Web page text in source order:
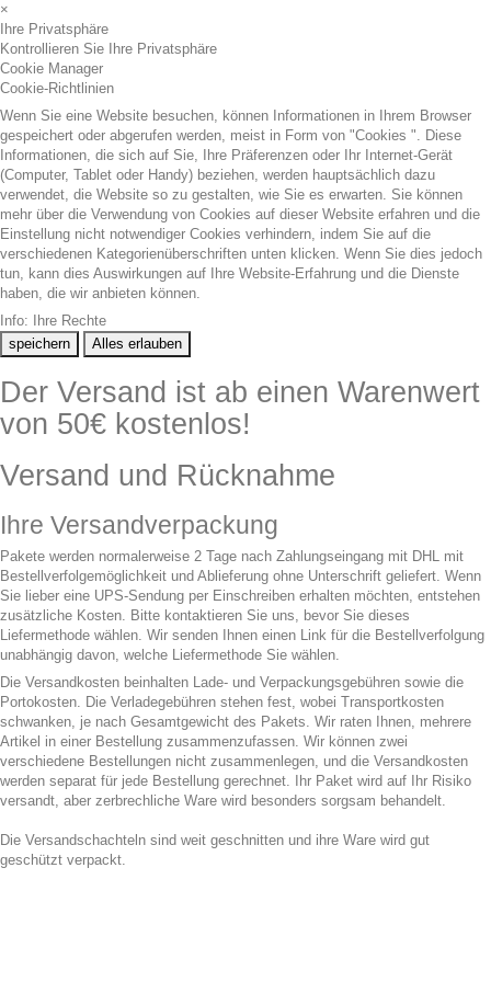
×
Ihre Privatsphäre
Kontrollieren Sie Ihre Privatsphäre
Cookie Manager
Cookie-Richtlinien
Wenn Sie eine Website besuchen, können Informationen in Ihrem Browser
gespeichert oder abgerufen werden, meist in Form von "Cookies ". Diese
Informationen, die sich auf Sie, Ihre Präferenzen oder Ihr Internet-Gerät
(Computer, Tablet oder Handy) beziehen, werden hauptsächlich dazu
verwendet, die Website so zu gestalten, wie Sie es erwarten. Sie können
mehr über die Verwendung von Cookies auf dieser Website erfahren und die
Einstellung nicht notwendiger Cookies verhindern, indem Sie auf die
verschiedenen Kategorienüberschriften unten klicken. Wenn Sie dies jedoch
tun, kann dies Auswirkungen auf Ihre Website-Erfahrung und die Dienste
haben, die wir anbieten können.
Info: Ihre Rechte
speichern
Alles erlauben
Der Versand ist ab einen Warenwert
von 50€ kostenlos!
Versand und Rücknahme
Ihre Versandverpackung
Pakete werden normalerweise 2 Tage nach Zahlungseingang mit DHL mit
Bestellverfolgemöglichkeit und Ablieferung ohne Unterschrift geliefert. Wenn
Sie lieber eine UPS-Sendung per Einschreiben erhalten möchten, entstehen
zusätzliche Kosten. Bitte kontaktieren Sie uns, bevor Sie dieses
Liefermethode wählen. Wir senden Ihnen einen Link für die Bestellverfolgung
unabhängig davon, welche Liefermethode Sie wählen.
Die Versandkosten beinhalten Lade- und Verpackungsgebühren sowie die
Portokosten. Die Verladegebühren stehen fest, wobei Transportkosten
schwanken, je nach Gesamtgewicht des Pakets. Wir raten Ihnen, mehrere
Artikel in einer Bestellung zusammenzufassen. Wir können zwei
verschiedene Bestellungen nicht zusammenlegen, und die Versandkosten
werden separat für jede Bestellung gerechnet. Ihr Paket wird auf Ihr Risiko
versandt, aber zerbrechliche Ware wird besonders sorgsam behandelt.
Die Versandschachteln sind weit geschnitten und ihre Ware wird gut
geschützt verpackt.